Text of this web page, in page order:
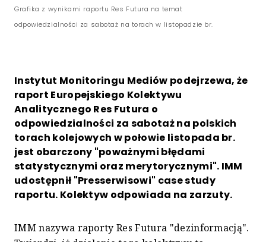
Grafika z wynikami raportu Res Futura na temat
odpowiedzialności za sabotaż na torach w listopadzie br.
Instytut Monitoringu Mediów podejrzewa, że
raport Europejskiego Kolektywu
Analitycznego Res Futura o
odpowiedzialności za sabotaż na polskich
torach kolejowych w połowie listopada br.
jest obarczony "poważnymi błędami
statystycznymi oraz merytorycznymi". IMM
udostępnił "Presserwisowi" case study
raportu. Kolektyw odpowiada na zarzuty.
IMM nazywa raporty Res Futura "dezinformacją".